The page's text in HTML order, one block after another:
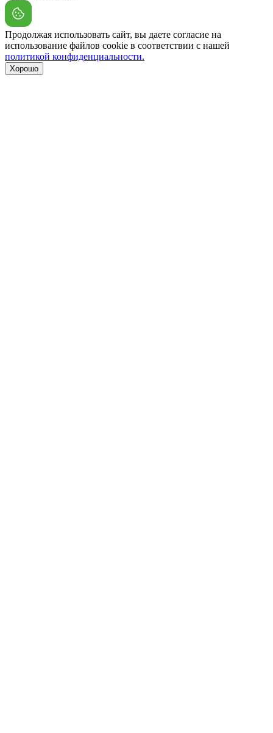
Продолжая использовать сайт, вы даете согласие на
использование файлов cookie в соответствии с нашей
политикой конфиденциальности.
Хорошо